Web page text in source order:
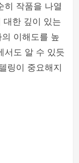
히 작품을 나열
대한 깊이 있는
이해도를 높
서도 알 수 있듯
링이 중요해지